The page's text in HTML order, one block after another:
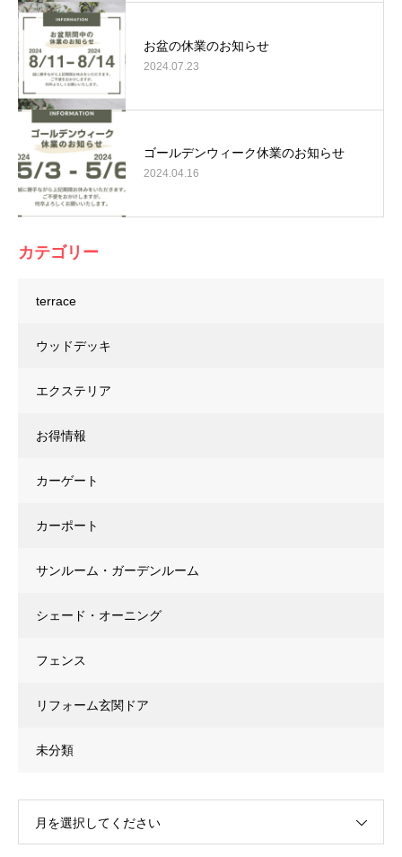
お盆の休業のお知らせ
2024.07.23
ゴールデンウィーク休業のお知らせ
2024.04.16
カテゴリー
terrace
ウッドデッキ
エクステリア
お得情報
カーゲート
カーポート
サンルーム・ガーデンルーム
シェード・オーニング
フェンス
リフォーム玄関ドア
未分類
月を選択してください